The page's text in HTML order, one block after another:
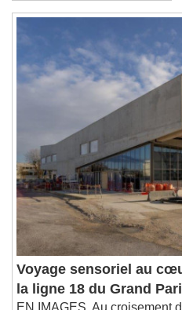
Voyage sensoriel au
la ligne 18 du Grand